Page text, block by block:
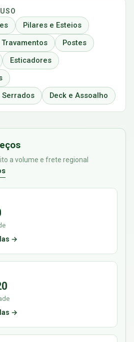
Pilares e Esteios
Postes
Esticadores
Serrados
Deck e Assoalho
a volume e frete regional
→
→